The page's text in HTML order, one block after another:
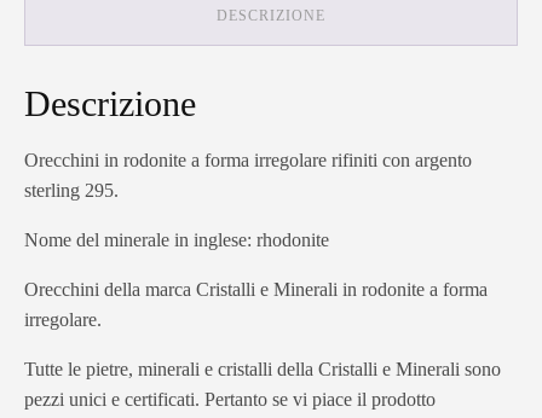
DESCRIZIONE
Descrizione
Orecchini in rodonite a forma irregolare rifiniti con argento
sterling 295.
Nome del minerale in inglese: rhodonite
Orecchini della marca Cristalli e Minerali in rodonite a forma
irregolare.
Tutte le pietre, minerali e cristalli della Cristalli e Minerali sono
pezzi unici e certificati. Pertanto se vi piace il prodotto